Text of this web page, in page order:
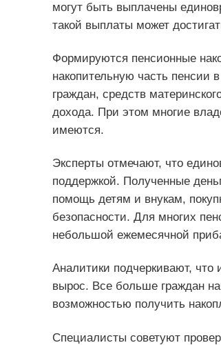
могут быть выплачены
такой выплаты может
Формируются пенсионные
накопительную часть пенсии
граждан, средств
дохода. При этом многие
имеются.
Эксперты отмечают, что
поддержкой. Полученные
помощь детям и внукам,
безопасности. Для многих
небольшой ежемесячной
Аналитики подчеркивают, что
вырос. Все больше граждан
возможностью получить
Специалисты советуют